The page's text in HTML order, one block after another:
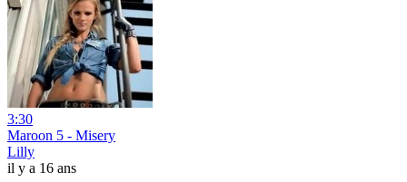
3:30
Maroon 5 - Misery
Lilly
il y a 16 ans